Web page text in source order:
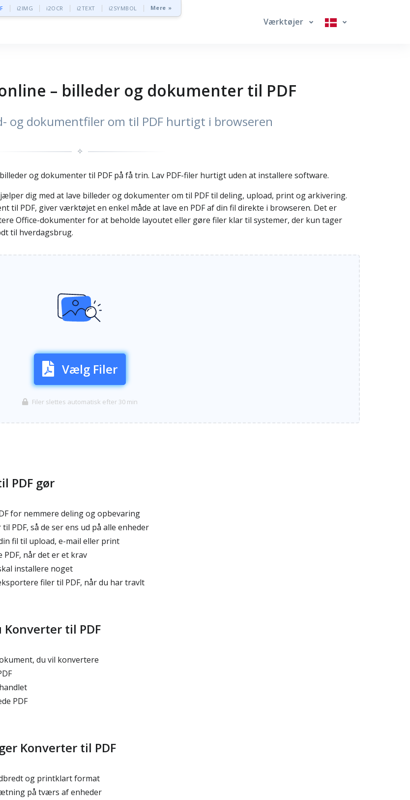
i2IMG i2OCR i2TEXT i2SYMBOL Mere »
Værktøjer
– billeder og dokumenter til PDF
og dokumentfiler om til PDF hurtigt i browseren
✧
og dokumenter til PDF på få trin. Lav PDF-filer hurtigt uden at installere software.
dig med at lave billeder og dokumenter om til PDF til deling, upload, print og arkivering.
til PDF, giver værktøjet en enkel måde at lave en PDF af din fil direkte i browseren. Det er
Office-dokumenter for at beholde layoutet eller gøre filer klar til systemer, der kun tager
til hverdagsbrug.
Vælg Filer
Filer slettes automatisk efter 30 min
PDF gør
for nemmere deling og opbevaring
PDF, så de ser ens ud på alle enheder
fil til upload, e-mail eller print
når det er et krav
installere noget
filer til PDF, når du har travlt
til PDF
du vil konvertere
PDF
Konverter til PDF
og printklart format
på tværs af enheder